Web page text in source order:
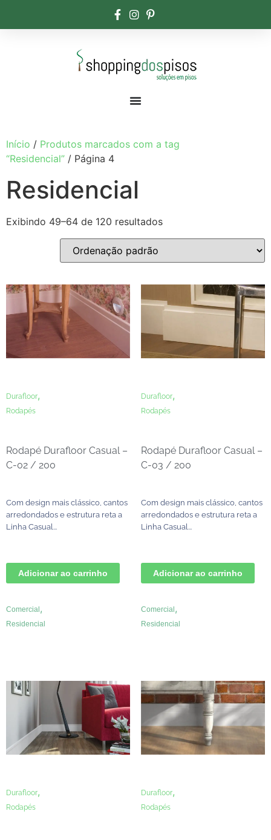
Início / Produtos marcados com a tag
“Residencial” / Página 4
Residencial
Exibindo 49–64 de 120 resultados
Durafloor,
Rodapés
Rodapé Durafloor Casual –
C-02 / 200
Com design mais clássico, cantos
arredondados e estrutura reta a
Linha Casual...
Adicionar ao carrinho
Comercial ,
Residencial
Durafloor,
Rodapés
Rodapé Durafloor Casual –
C-03 / 200
Com design mais clássico, cantos
arredondados e estrutura reta a
Linha Casual...
Adicionar ao carrinho
Comercial ,
Residencial
Durafloor,
Rodapés
Durafloor,
Rodapés